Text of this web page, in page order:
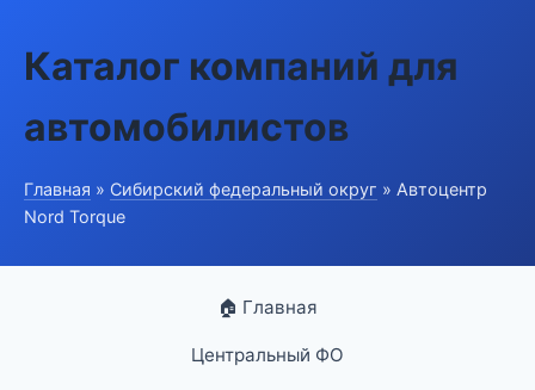
Каталог компаний для
автомобилистов
Главная » Сибирский федеральный округ » Автоцентр
Nord Torque
🏠 Главная
Центральный ФО